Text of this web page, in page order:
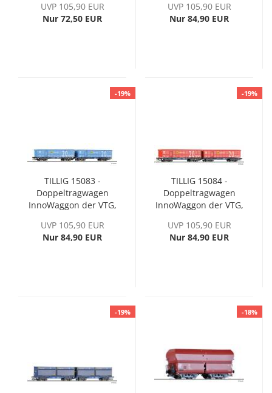
zwei ScrapTainer, Ep.
VI
UVP 105,90 EUR
Nur 72,50 EUR
UVP 105,90 EUR
Nur 84,90 EUR
-19%
TILLIG 15083 -
Doppeltragwagen
InnoWaggon der VTG,
UVP 105,90 EUR
Nur 84,90 EUR
-19%
TILLIG 15084 -
Doppeltragwagen
InnoWaggon der VTG,
UVP 105,90 EUR
Nur 84,90 EUR
-19% -18%